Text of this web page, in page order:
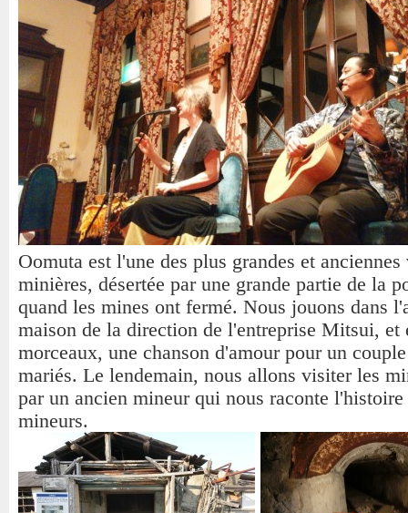
Oomuta est l'une des plus grandes et
minières, désertée par une grande partie de la
quand les mines ont fermé. Nous jouons dans
maison de la direction de l'entreprise Mitsui, et
morceaux, une chanson d'amour pour un
mariés. Le lendemain, nous allons visiter les
par un ancien mineur qui nous raconte l'histoire
mineurs.